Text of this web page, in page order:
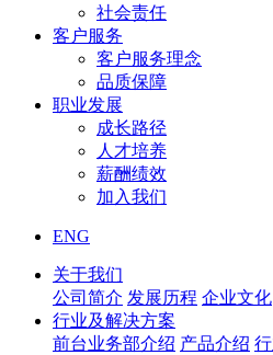
社会责任
客户服务
客户服务理念
品质保障
职业发展
成长路径
人才培养
薪酬绩效
加入我们
ENG
关于我们
公司简介 发展历程 企业文化
行业及解决方案
前台业务部介绍 产品介绍